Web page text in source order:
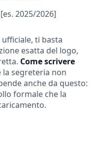
2025/2026]
ti basta
esatta del logo,
Come scrivere
la segreteria non
anche da questo:
formale che la